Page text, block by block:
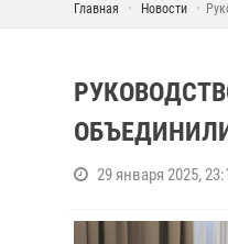
Главная Новости
29 января 2025,